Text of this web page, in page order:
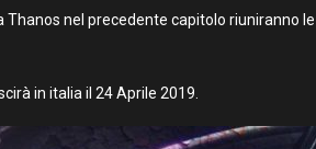
Thanos nel precedente capitolo riuniranno
in italia il 24 Aprile 2019.